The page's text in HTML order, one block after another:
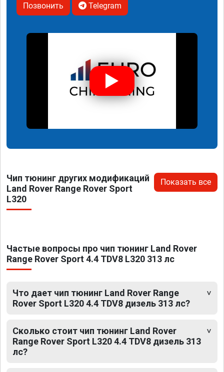
Позвонить Telegram
Чип тюнинг других модификаций
Land Rover Range Rover Sport
L320
Показать все
Частые вопросы про чип тюнинг Land Rover
Range Rover Sport 4.4 TDV8 L320 313 лс
Что дает чип тюнинг Land Rover Range
Rover Sport L320 4.4 TDV8 дизель 313 лс?
Сколько стоит чип тюнинг Land Rover
Range Rover Sport L320 4.4 TDV8 дизель 313
лс?